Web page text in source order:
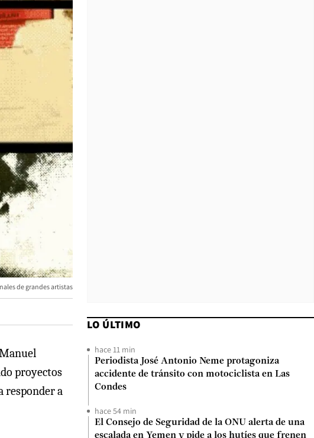
de grandes artistas
proyectos
responder a
LO ÚLTIMO
hace 11 min
Periodista José Antonio Neme protagoniza
accidente de tránsito con motociclista en Las
Condes
hace 54 min
El Consejo de Seguridad de la ONU alerta de una
escalada en Yemen y pide a los hutíes que frenen